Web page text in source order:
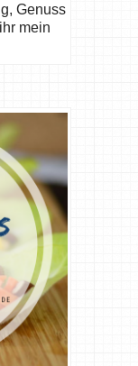
Genuss
mein